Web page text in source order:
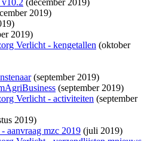
v10.2 (december 2019)
2019)
2019)
Verlicht - kengetallen (oktober
(september 2019)
(september 2019)
Verlicht - activiteiten (september
2019)
aanvraag mzc 2019 (juli 2019)